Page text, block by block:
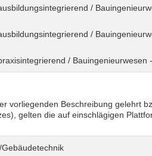
/
/
/ Bauingenieurwesen
vorliegenden Beschreibung gelehrt
gelten die auf einschlägigen